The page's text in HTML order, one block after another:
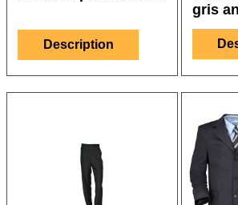
Description
gris